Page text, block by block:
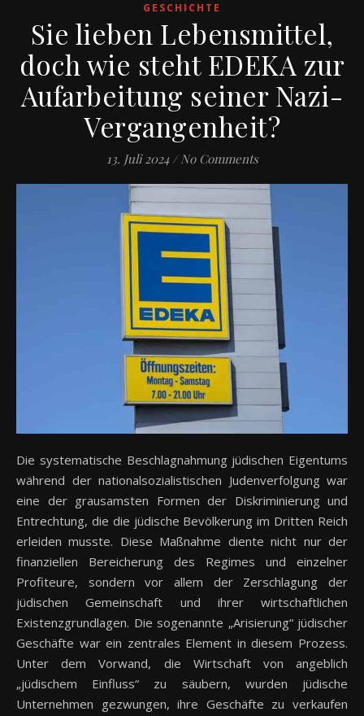
GESCHICHTE
Sie lieben Lebensmittel,
doch wie steht EDEKA zur
Aufarbeitung seiner Nazi-
Vergangenheit?
13. Juli 2024 / No Comments
Die systematische Beschlagnahmung jüdischen Eigentums
während der nationalsozialistischen Judenverfolgung war
eine der grausamsten Formen der Diskriminierung und
Entrechtung, die die jüdische Bevölkerung im Dritten Reich
erleiden musste. Diese Maßnahme diente nicht nur der
finanziellen Bereicherung des Regimes und einzelner
Profiteure, sondern vor allem der Zerschlagung der
jüdischen Gemeinschaft und ihrer wirtschaftlichen
Existenzgrundlagen. Die sogenannte „Arisierung“ jüdischer
Geschäfte war ein zentrales Element in diesem Prozess.
Unter dem Vorwand, die Wirtschaft von angeblich
„jüdischem Einfluss“ zu säubern, wurden jüdische
Unternehmen gezwungen, ihre Geschäfte zu verkaufen